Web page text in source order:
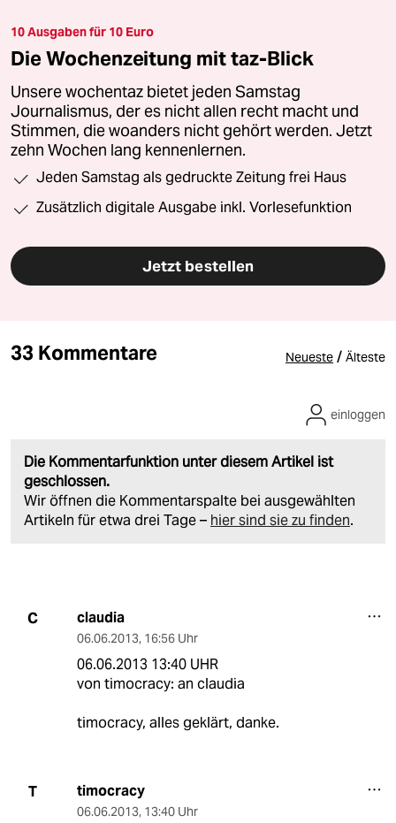
10 Ausgaben für 10 Euro
Die Wochenzeitung mit taz-Blick
Unsere wochentaz bietet jeden Samstag
Journalismus, der es nicht allen recht macht und
Stimmen, die woanders nicht gehört werden. Jetzt
zehn Wochen lang kennenlernen.
Jeden Samstag als gedruckte Zeitung frei Haus
Zusätzlich digitale Ausgabe inkl. Vorlesefunktion
Jetzt bestellen
33 Kommentare Neueste / Älteste
Die Kommentarfunktion unter diesem Artikel ist
geschlossen.
Wir öffnen die Kommentarspalte bei ausgewählten
Artikeln für etwa drei Tage – hier sind sie zu finden.
einloggen
C claudia
06.06.2013, 16:56 Uhr
06.06.2013 13:40 UHR
von timocracy: an claudia
timocracy, alles geklärt, danke.
T timocracy
06.06.2013, 13:40 Uhr